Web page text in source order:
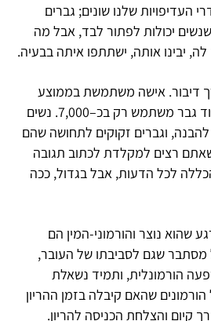
העדיפויות שלנו שונים; גברים
יכולות לפתור לבד, אבל מה
יבינו אותה, ישתתפו איתה בבעיה.
דיבור. אישה משתמשת בממוצע
ב-21,000 מילים ביום בעוד גבר משתמש רק בכ–7,000. נשים
וגברים זקוקים לתחושה שהם
שאתם רצים למקלדת לכתוב תגובה
לכל הדעות, אבל בגדול, ככה
שהוא נוצר והורמוני-המין הם
שגם לסביבתו של העובר,
הורמונלית, ותמיד נשאלת
שהאם קיבלה בזמן ההריון
קיום והצלחת הכניסה להריון.